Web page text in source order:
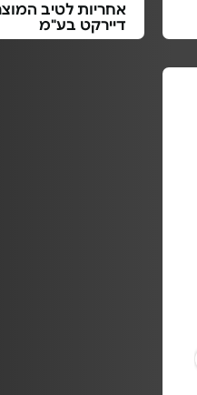
אחריות לטיב
דיירקט בע"מ